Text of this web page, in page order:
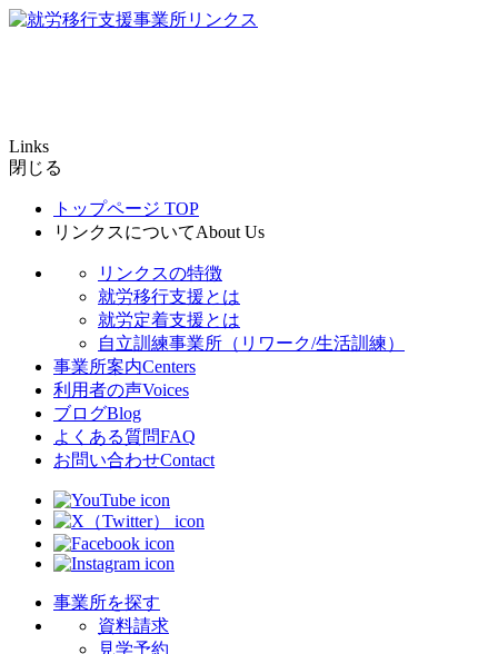
Links
閉じる
トップページ TOP
リンクスについてAbout Us
リンクスの特徴
就労移行支援とは
就労定着支援とは
自立訓練事業所（リワーク/生活訓練）
事業所案内Centers
利用者の声Voices
ブログBlog
よくある質問FAQ
お問い合わせContact
事業所を探す
資料請求
見学予約